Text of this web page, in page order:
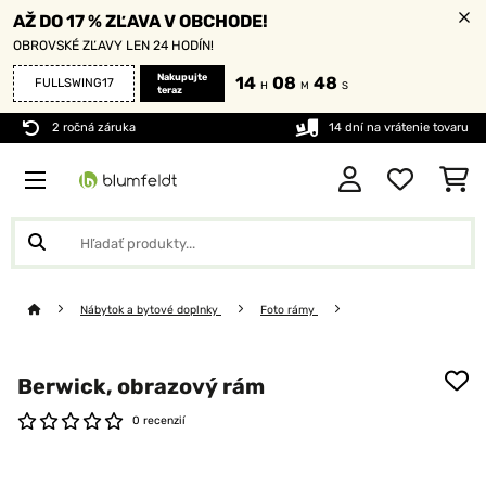
AŽ DO 17 % ZĽAVA V OBCHODE!
OBROVSKÉ ZĽAVY LEN 24 HODÍN!
FULLSWING17
Nakupujte
teraz
14 H 08 M 48 S
2 ročná záruka 14 dní na vrátenie tovaru
Nábytok a bytové doplnky Foto rámy
Berwick, obrazový rám
0 recenzií